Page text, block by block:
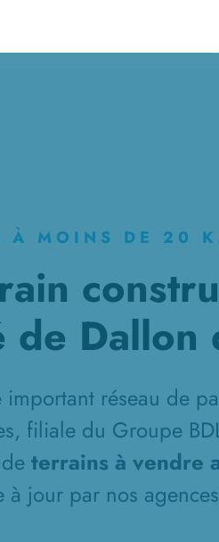
À MOINS DE 20
de Dallon
réseau de
filiale du Groupe
terrains à vendre
à jour par nos